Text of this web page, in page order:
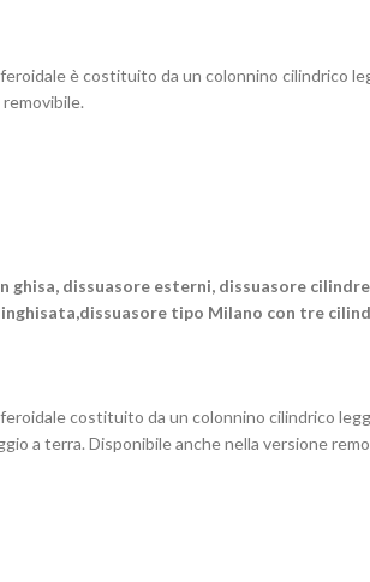
è costituito da un colonnino
ghisa, dissuasore esterni, dissuasore
inghisata,dissuasore tipo Milano con tre
costituito da un colonnino cilindrico
a terra. Disponibile anche nella versione